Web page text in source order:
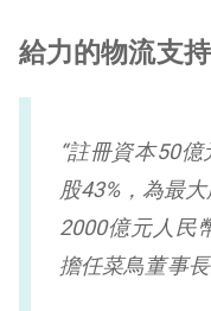
給力的物流支持
“註冊資本50億
股43%，為最大
2000億元人民
擔任菜鳥董事長